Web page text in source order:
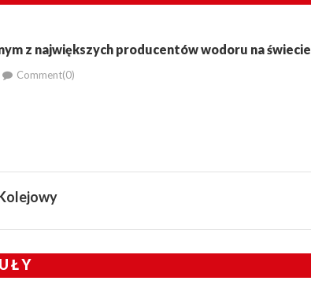
z największych producentów wodoru na świecie
Comment(0)